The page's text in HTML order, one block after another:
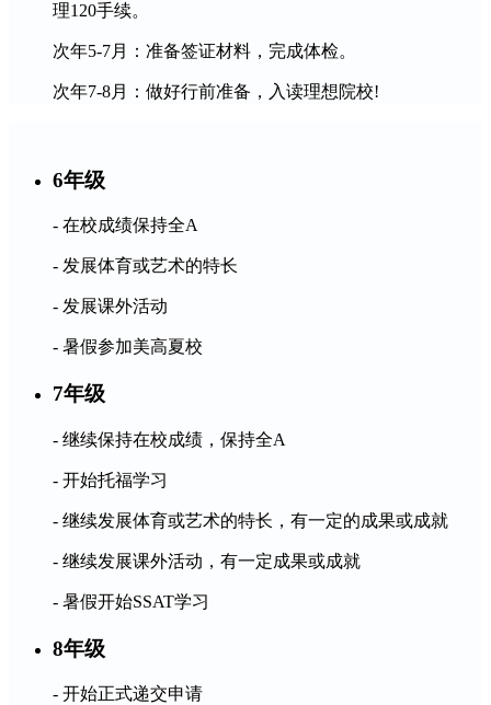
理120手续。
次年5-7月：准备签证材料，完成体检。
次年7-8月：做好行前准备，入读理想院校!
6年级
- 在校成绩保持全A
- 发展体育或艺术的特长
- 发展课外活动
- 暑假参加美高夏校
7年级
- 继续保持在校成绩，保持全A
- 开始托福学习
- 继续发展体育或艺术的特长，有一定的成果或成就
- 继续发展课外活动，有一定成果或成就
- 暑假开始SSAT学习
8年级
- 开始正式递交申请